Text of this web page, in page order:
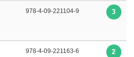
978-4-09-221104-9 3
978-4-09-221163-6 2